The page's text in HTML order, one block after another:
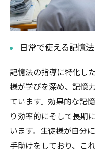
日常で使える記憶
記憶法の指導に特化し
様が学びを深め、記憶
ています。効果的な記
り効率的にそして長期
います。生徒様が自分
手助けをしており、こ